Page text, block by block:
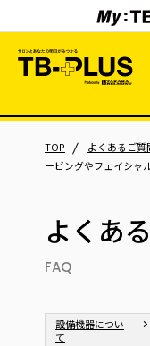
TOP よくあるご質
ービングやフェイシャ
よくあ
FAQ
設備機器につい
て